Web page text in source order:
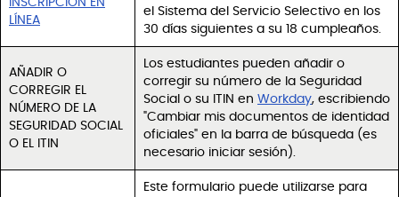
LÍNEA
el Sistema del Servicio Selectivo en los
30 días siguientes a su 18 cumpleaños.
AÑADIR O
CORREGIR EL
NÚMERO DE LA
SEGURIDAD SOCIAL
O EL ITIN
Los estudiantes pueden añadir o
corregir su número de la Seguridad
Social o su ITIN en Workday, escribiendo
"Cambiar mis documentos de identidad
oficiales" en la barra de búsqueda (es
necesario iniciar sesión).
Este formulario puede utilizarse para